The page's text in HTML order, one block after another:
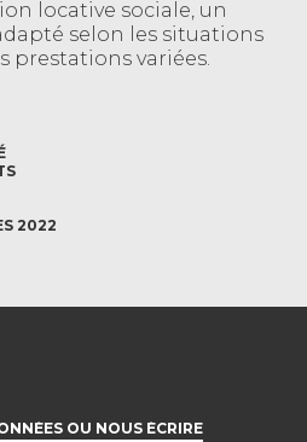
locative sociale, un
selon les situations
prestations variées.
2022
OU NOUS ÉCRIRE